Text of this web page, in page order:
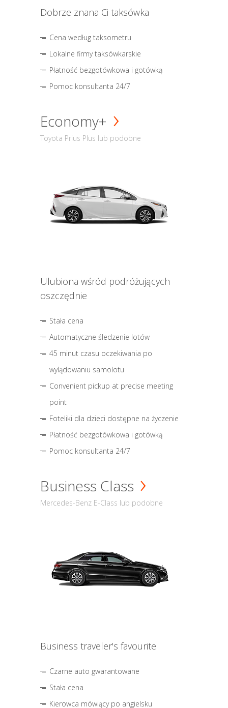
Dobrze znana Ci taksówka
Cena według taksometru
Lokalne firmy taksówkarskie
Płatność bezgotówkowa i gotówką
Pomoc konsultanta 24/7
Economy+
Toyota Prius Plus lub podobne
Ulubiona wśród podróżujących
oszczędnie
Stała cena
Automatyczne śledzenie lotów
45 minut czasu oczekiwania po
wylądowaniu samolotu
Convenient pickup at precise meeting
point
Foteliki dla dzieci dostępne na życzenie
Płatność bezgotówkowa i gotówką
Pomoc konsultanta 24/7
Business Class
Mercedes-Benz E-Class lub podobne
Business traveler's favourite
Czarne auto gwarantowane
Stała cena
Kierowca mówiący po angielsku